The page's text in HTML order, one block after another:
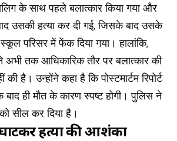
के साथ पहले बलात्कार किया गया और
उसकी हत्या कर दी गई, जिसके बाद उसके
परिसर में फेंक दिया गया। हालांकि,
अभी तक आधिकारिक तौर पर बलात्कार की
की है। उन्होंने कहा है कि पोस्टमार्टम रिपोर्ट
बाद ही मौत के कारण स्पष्ट होगी। पुलिस ने
सील कर दिया है।
हत्या की आशंका